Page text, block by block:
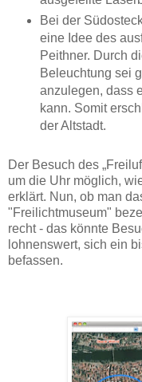
Bei der
eine Idee des
Peithner. Durch
Beleuchtung sei
anzulegen, dass
kann. Somit
der Altstadt.
Der Besuch des
um die Uhr möglich,
erklärt. Nun, ob man
"Freilichtmuseum"
recht - das könnte
lohnenswert, sich ein
befassen.